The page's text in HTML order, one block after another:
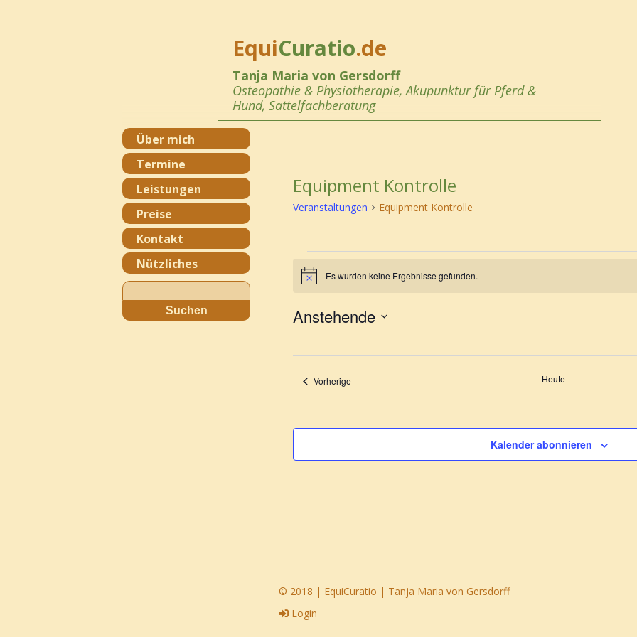
EquiCuratio.de
Tanja Maria von Gersdorff
Osteopathie & Physiotherapie, Akupunkturfür Pferd &
Hund, Sattelfachberatung
Equipment Kontrolle
Veranstaltungen Equipment Kontrolle
Veranstaltungen
HinweisEs wurden keine Ergebnisse gefunden.
Anstehende
VorherigeVeranstaltungen Heute
Kalender abonnieren
Über mich
Termine
Leistungen
Preise
Kontakt
Nützliches
Suchen
nach:
© 2018 | EquiCuratio | Tanja Maria von Gersdorff
Login